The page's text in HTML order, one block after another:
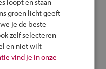
deze school
groen licht geeft
je de beste
zelf selecteren
en niet wilt
vind je in onze